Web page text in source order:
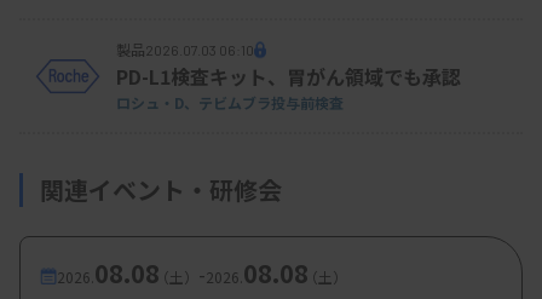
製品2026.07.03 06:10
PD-L1検査キット、胃がん領域でも承認
ロシュ・D、テビムブラ投与前検査
関連イベント・研修会
2026. 08.08（土） -2026. 08.08（土）